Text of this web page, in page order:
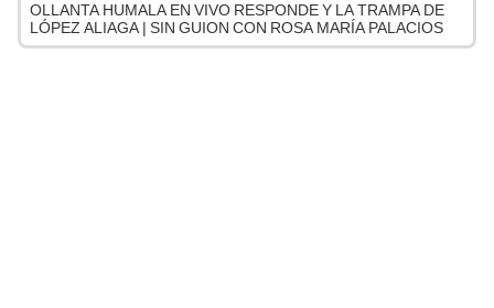
OLLANTA HUMALA EN VIVO RESPONDE Y LA TRAMPA DE
LÓPEZ ALIAGA | SIN GUION CON ROSA MARÍA PALACIOS